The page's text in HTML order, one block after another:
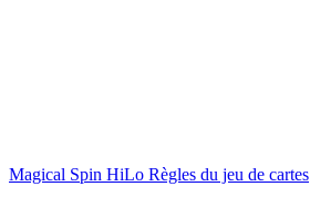
Magical Spin HiLo Règles du jeu de cartes